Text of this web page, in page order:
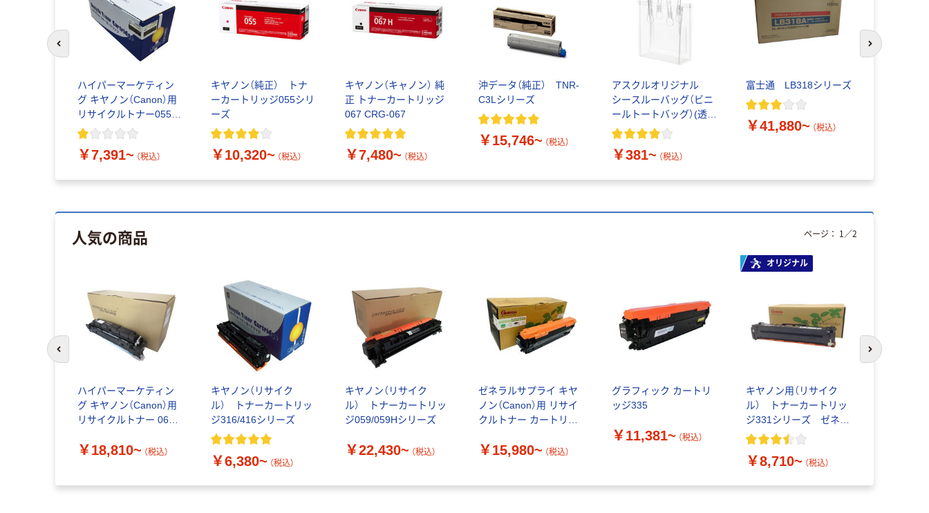
ハイパーマーケティン
グ キヤノン（Canon）用
リサイクルトナー055シ
リーズ
￥7,391~ （税込）
キヤノン（純正） トナ
ーカートリッジ055シリ
ーズ
￥10,320~ （税込）
キヤノン（キャノン） 純
正 トナーカートリッジ
067 CRG-067
￥7,480~ （税込）
沖データ（純正） TNR-
C3Lシリーズ
￥15,746~ （税込）
アスクルオリジナル
シースルーバッグ（ビニ
ールトートバッグ）(透明
バッグ）
￥381~ （税込）
富士通 LB318シリーズ
￥41,880~ （税込）
前のスライドへ 次のスライド
人気の商品
ハイパーマーケティン
グ キヤノン（Canon）用
リサイクルトナー 069H
￥18,810~ （税込）
キヤノン（リサイク
ル） トナーカートリッ
ジ316/416シリーズ
￥6,380~ （税込）
キヤノン（リサイク
ル） トナーカートリッ
ジ059/059Hシリーズ
￥22,430~ （税込）
ゼネラルサプライ キヤ
ノン（Canon）用 リサイ
クルトナー カートリッ
￥15,980~ （税込）
グラフィック カートリ
ッジ335
￥11,381~ （税込）
オリジナル
キヤノン用（リサイク
ル） トナーカートリッ
ジ331シリーズ ゼネラ
ル
￥8,710~ （税込）
ページ： 1 ／2
次のスライド